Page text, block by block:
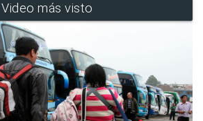
Video más visto